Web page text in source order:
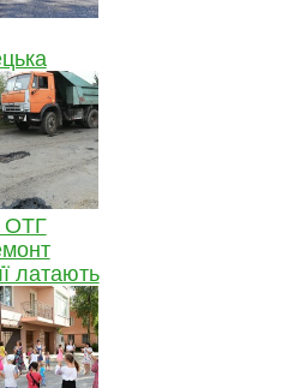
ОТГ
латають